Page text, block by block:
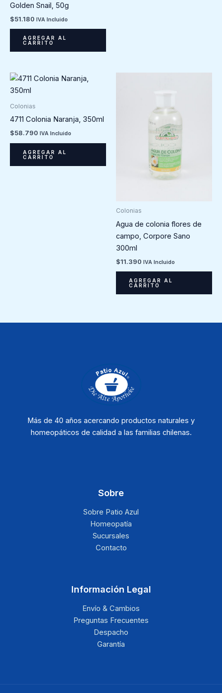
Golden Snail, 50g
$51.180 IVA Incluido
AGREGAR AL
CARRITO
Colonias
4711 Colonia Naranja, 350ml
$58.790 IVA Incluido
AGREGAR AL
CARRITO
Colonias
Agua de colonia flores de
campo, Corpore Sano
300ml
$11.390 IVA Incluido
AGREGAR AL
CARRITO
Más de 40 años acercando productos naturales y
homeopáticos de calidad a las familias chilenas.
Sobre
Sobre Patio Azul
Homeopatía
Sucursales
Contacto
Información Legal
Envío & Cambios
Preguntas Frecuentes
Despacho
Garantía